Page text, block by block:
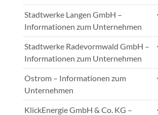
Stadtwerke Langen GmbH –
Informationen zum Unternehmen
Stadtwerke Radevormwald GmbH –
Informationen zum Unternehmen
Ostrom – Informationen zum
Unternehmen
KlickEnergie GmbH & Co. KG –